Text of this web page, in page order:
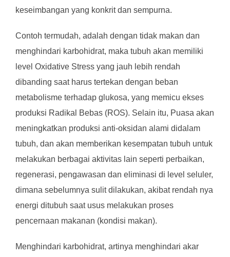
keseimbangan yang konkrit dan sempurna.
Contoh termudah, adalah dengan tidak makan dan
menghindari karbohidrat, maka tubuh akan memiliki
level Oxidative Stress yang jauh lebih rendah
dibanding saat harus tertekan dengan beban
metabolisme terhadap glukosa, yang memicu ekses
produksi Radikal Bebas (ROS). Selain itu, Puasa akan
meningkatkan produksi anti-oksidan alami didalam
tubuh, dan akan memberikan kesempatan tubuh untuk
melakukan berbagai aktivitas lain seperti perbaikan,
regenerasi, pengawasan dan eliminasi di level seluler,
dimana sebelumnya sulit dilakukan, akibat rendah nya
energi ditubuh saat usus melakukan proses
pencernaan makanan (kondisi makan).
Menghindari karbohidrat, artinya menghindari akar